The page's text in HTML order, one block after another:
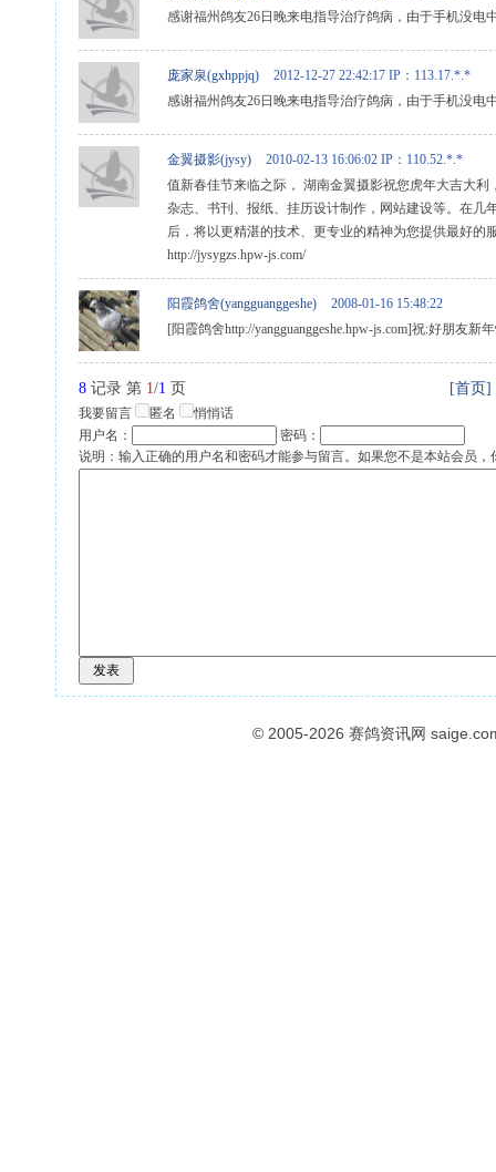
感谢福州鸽友26日晚来电指导治疗鸽病，由于手机没
庞家泉(gxhppjq) 2012-12-27 22:42:17 IP：113.17.*.*
感谢福州鸽友26日晚来电指导治疗鸽病，由于手机没电
金翼摄影(jysy) 2010-02-13 16:06:02 IP：110.52.*.*
值新春佳节来临之际， 湖南金翼摄影祝您虎年大吉大
杂志、书刊、报纸、挂历设计制作，网站建设等。在几
后，将以更精湛的技术、更专业的精神为您提供最好的
http://jysygzs.hpw-js.com/
阳霞鸽舍(yangguanggeshe)
2008-01-16 15:48:22
[阳霞鸽舍http://yangguanggeshe.hpw-js.com]祝:好朋友新
8 记录 第 1/1 页 [首页]
我要留言 匿名
悄悄话
用户名：
密码：
说明：输入正确的用户名和密码才能参与留言。如果您不是本站会员
© 2005-2026 赛鸽资讯网